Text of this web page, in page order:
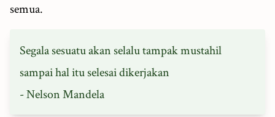
semua.
Segala sesuatu akan selalu tampak mustahil
sampai hal itu selesai dikerjakan
- Nelson Mandela